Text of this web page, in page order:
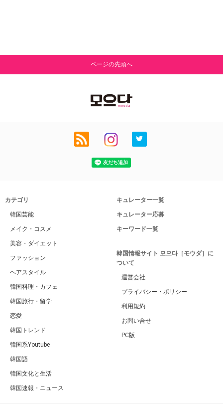
ページの先頭へ
カテゴリ
韓国芸能
メイク・コスメ
美容・ダイエット
ファッション
ヘアスタイル
韓国料理・カフェ
韓国旅行・留学
恋愛
韓国トレンド
韓国系Youtube
韓国語
韓国文化と生活
韓国速報・ニュース
キュレーター一覧
キュレーター応募
キーワード一覧
韓国情報サイト 모으다［モウダ］に
ついて
運営会社
プライバシー・ポリシー
利用規約
お問い合せ
PC版